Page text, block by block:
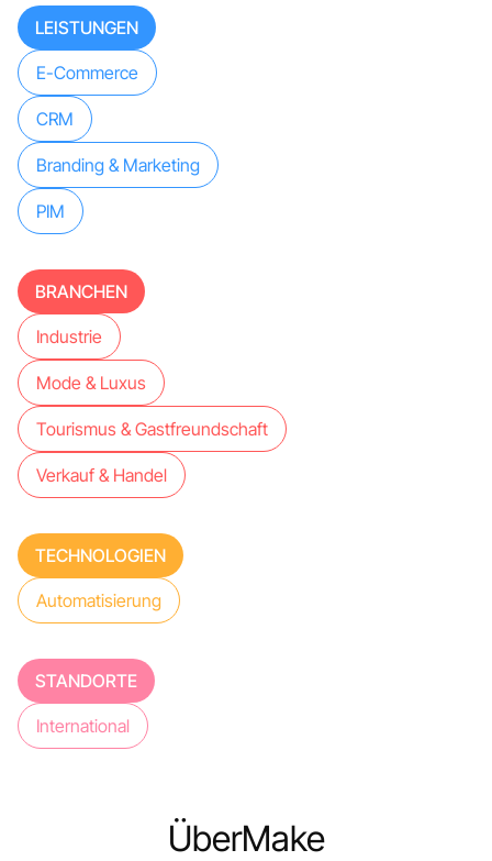
LEISTUNGEN
E-Commerce
CRM
Branding & Marketing
PIM
BRANCHEN
Industrie
Mode & Luxus
Tourismus & Gastfreundschaft
Verkauf & Handel
TECHNOLOGIEN
Automatisierung
STANDORTE
International
ÜberMake